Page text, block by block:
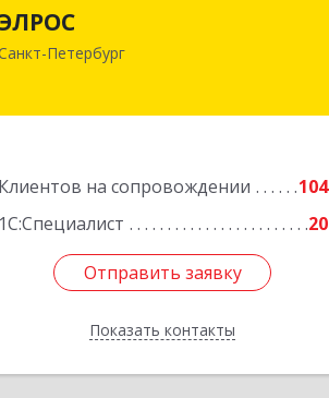
Петербург
Клиентов на сопровождении
104
1С:Специалист
20
Отправить заявку
Показать контакты
Подробнее
Отправить заявку
Назад